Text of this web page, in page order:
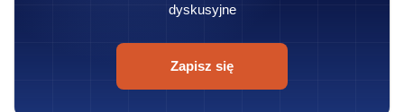
dyskusyjne
Zapisz się